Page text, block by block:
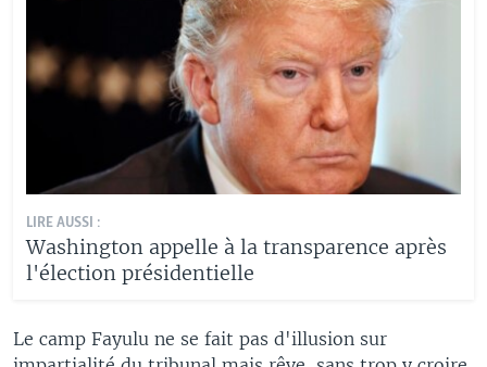
LIRE AUSSI :
Washington appelle à la transparence après
l'élection présidentielle
Le camp Fayulu ne se fait pas d'illusion sur